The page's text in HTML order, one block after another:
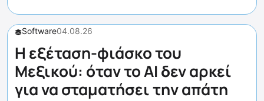
Software04.08.26
Η εξέταση-φιάσκο του
Μεξικού: όταν το AI δεν αρκεί
για να σταματήσει την απάτη